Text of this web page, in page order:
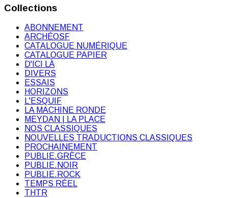
Collections
ABONNEMENT
ARCHÉOSF
CATALOGUE NUMÉRIQUE
CATALOGUE PAPIER
D'ICI LÀ
DIVERS
ESSAIS
HORIZONS
L'ESQUIF
LA MACHINE RONDE
MEYDAN | LA PLACE
NOS CLASSIQUES
NOUVELLES TRADUCTIONS CLASSIQUES
PROCHAINEMENT
PUBLIE.GRÈCE
PUBLIE.NOIR
PUBLIE.ROCK
TEMPS RÉEL
THTR